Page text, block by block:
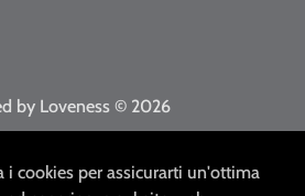
by Loveness © 2026
cookies per assicurarti un'ottima